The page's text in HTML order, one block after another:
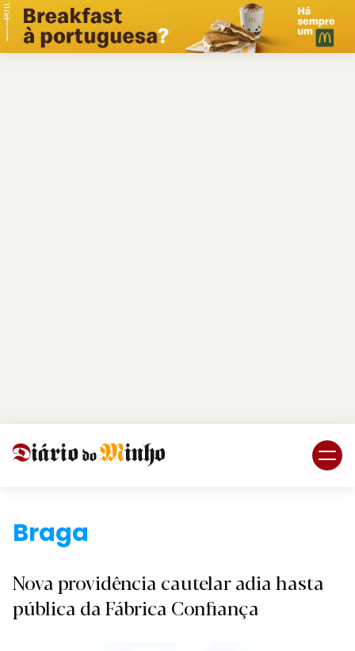
PUB.
Braga.
Nova providência cautelar adia hasta
pública da Fábrica Confiança